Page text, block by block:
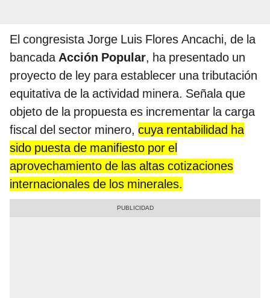
El congresista Jorge Luis Flores Ancachi, de la
bancadaAcción Popular, ha presentado un
proyecto de ley para establecer una tributación
equitativa de la actividad minera. Señala que
objeto de la propuesta es incrementar la carga
fiscal del sector minero, cuya rentabilidad ha
sido puesta de manifiesto por el
aprovechamiento de las altas cotizaciones
internacionales de los minerales.